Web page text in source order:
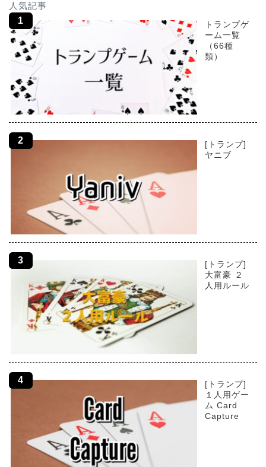
人気記事
トランプゲ
ーム一覧
（66種
類）
[トランプ]
ヤニブ
[トランプ]
大富豪 ２
人用ルール
[トランプ]
１人用ゲー
ム Card
Capture